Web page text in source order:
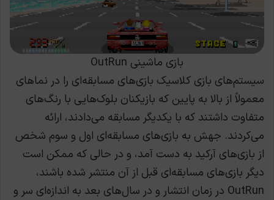
بازی ماشینی OutRun
سیستم‌های بازی کلاسیک بازی‌های مسابقه‌ای را در نماهای
معمولاً از بالا به پایین که بازیکنان بلوک‌هایی با رنگ‌های
متفاوت داشتند که با یکدیگر مسابقه می‌دادند، ارائه
می‌کردند. جهش به بازی‌های مسابقه‌ای اول و سوم شخص
از بازی‌های آرکید به دست آمد، و در حالی که ممکن است
دیگر بازی‌های مسابقه‌ای قبل از آن منتشر شده باشند،
OutRun در زمان انتشار و در سال‌های بعد به اندازه‌ای سر و